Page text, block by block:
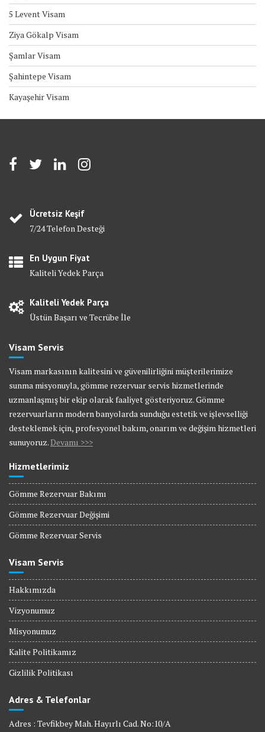
5 Levent Visam
Ziya Gökalp Visam
Şamlar Visam
Şahintepe Visam
Kayaşehir Visam
Ücretsiz Keşif
7/24 Telefon Desteği
En Uygun Fiyat
Kaliteli Yedek Parça
Kaliteli Yedek Parça
Üstün Başarı ve Tecrübe İle
Visam Servis
Visam markasının kalitesini ve güvenilirliğini müşterilerimize
sunma misyonuyla, gömme rezervuar servis hizmetlerinde
uzmanlaşmış bir ekip olarak faaliyet gösteriyoruz. Gömme
rezervuarların modern banyolarda sunduğu estetik ve işlevselliği
desteklemek için, profesyonel bakım, onarım ve değişim hizmetleri
sunuyoruz. Devamı >>>
Hizmetlerimiz
Gömme Rezervuar Bakımı
Gömme Rezervuar Değişimi
Gömme Rezervuar Servis
Visam Servis
Hakkımızda
Vizyonumuz
Misyonumuz
Kalite Politikamız
Gizlilik Politikası
Adres & Telefonlar
Adres : Tevfikbey Mah. Hayırlı Cad. No:10/A